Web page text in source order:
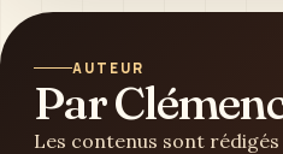
AUTEUR
Par
Les contenus sont